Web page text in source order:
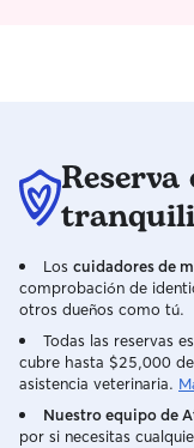
Los cuidadores de
comprobación de
otros dueños como tú.
Todas las reservas
cubre hasta $25,000
asistencia veterinaria.
Nuestro equipo de
por si necesitas